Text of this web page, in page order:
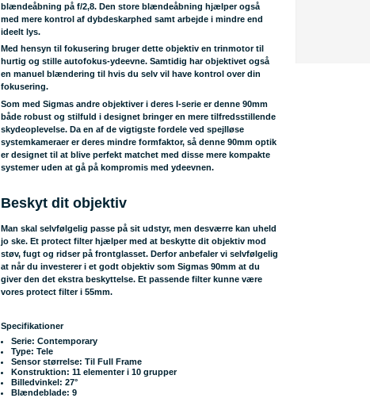
blændeåbning på f/2,8. Den store blændeåbning hjælper også
med mere kontrol af dybdeskarphed samt arbejde i mindre end
ideelt lys.
Med hensyn til fokusering bruger dette objektiv en trinmotor til
hurtig og stille autofokus-ydeevne. Samtidig har objektivet også
en manuel blændering til hvis du selv vil have kontrol over din
fokusering.
Som med Sigmas andre objektiver i deres I-serie er denne 90mm
både robust og stilfuld i designet bringer en mere tilfredsstillende
skydeoplevelse. Da en af de vigtigste fordele ved spejlløse
systemkameraer er deres mindre formfaktor, så denne 90mm optik
er designet til at blive perfekt matchet med disse mere kompakte
systemer uden at gå på kompromis med ydeevnen.
Beskyt dit objektiv
Man skal selvfølgelig passe på sit udstyr, men desværre kan uheld
jo ske. Et protect filter hjælper med at beskytte dit objektiv mod
støv, fugt og ridser på frontglasset. Derfor anbefaler vi selvfølgelig
at når du investerer i et godt objektiv som Sigmas 90mm at du
giver den det ekstra beskyttelse. Et passende filter kunne være
vores protect filter i 55mm.
Specifikationer
Serie: Contemporary
Type: Tele
Sensor størrelse: Til Full Frame
Konstruktion: 11 elementer i 10 grupper
Billedvinkel: 27°
Blændeblade: 9